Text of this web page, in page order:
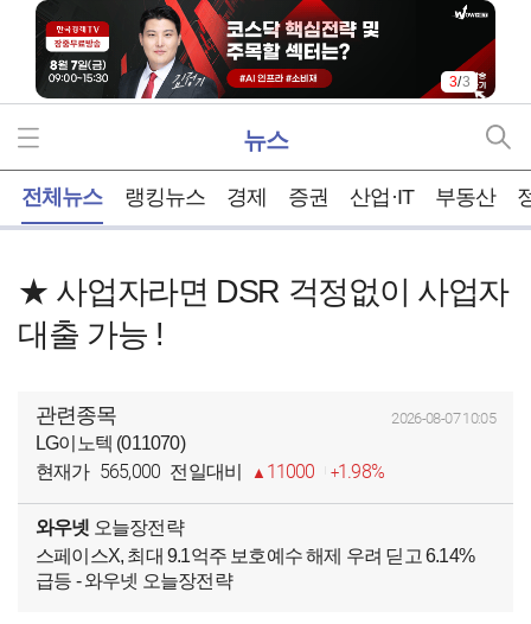
3/3
뉴스
전체뉴스 랭킹뉴스 경제 증권 산업·IT 부동산
★ 사업자라면 DSR 걱정없이 사업자
대출 가능 !
관련종목 2026-08-07 10:05
LG이노텍 (011070)
현재가 565,000 전일대비 11000 1.98%
와우넷 오늘장전략
스페이스X, 최대 9.1억주 보호예수 해제 우려 딛고 6.14%
급등 - 와우넷 오늘장전략